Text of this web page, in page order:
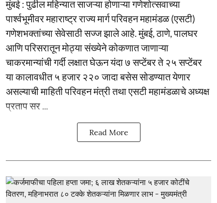
मुंबई : पुढील महिन्यात साजऱ्या होणाऱ्या गणेशोत्सवाच्या
पार्श्वभूमीवर महाराष्ट्र राज्य मार्ग परिवहन महामंडळ (एसटी)
गणेशभक्तांच्या सेवेसाठी सज्ज झाले आहे. मुंबई, ठाणे, पालघर
आणि परिसरातून मोठ्या संख्येने कोकणात जाणाऱ्या
चाकरमान्यांची गर्दी लक्षात घेऊन यंदा ७ सप्टेंबर ते २५ सप्टेंबर
या कालावधीत ५ हजार २२० जादा बसेस सोडण्यात येणार
असल्याची माहिती परिवहन मंत्री तथा एसटी महामंडळाचे अध्यक्ष
प्रताप सर ...
Read More